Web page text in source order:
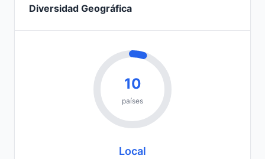
Diversidad Geográfica
10
países
Local